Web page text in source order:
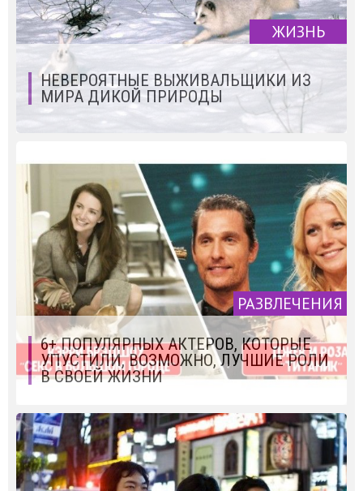
ЖИЗНЬ
НЕВЕРОЯТНЫЕ ВЫЖИВАЛЬЩИКИ ИЗ
МИРА ДИКОЙ ПРИРОДЫ
РАЗВЛЕЧЕНИЯ
6+ ПОПУЛЯРНЫХ АКТЕРОВ, КОТОРЫЕ
УПУСТИЛИ, ВОЗМОЖНО, ЛУЧШИЕ РОЛИ
В СВОЕЙ ЖИЗНИ